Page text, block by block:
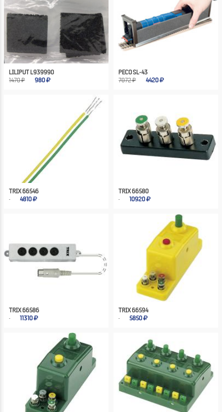
LILIPUT L939990
1470 ₽
980
PECO SL-43
7072 ₽
4420
TRIX 66546
4810
TRIX 66580
10920
TRIX 66586
11310
TRIX 66594
5850